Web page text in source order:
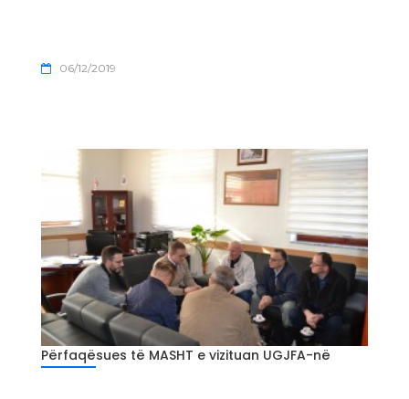
06/12/2019
Përfaqësues të MASHT e vizituan UGJFA-në